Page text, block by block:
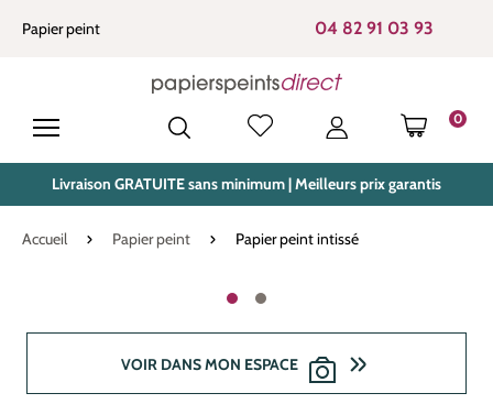
principal
Papier peint 04 82 91 03 93
0
LE
Livraison GRATUITE sans minimum | Meilleurs prix garantis
Accueil Papier peint Papier peint intissé
VOIR DANS MON ESPACE